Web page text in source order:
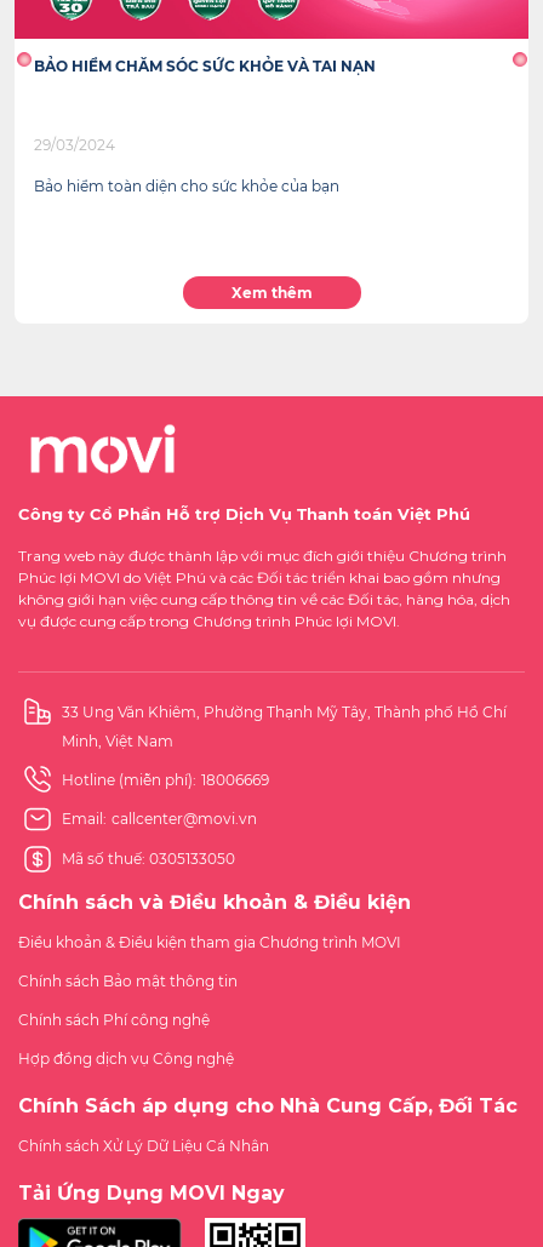
BẢO HIỂM CHĂM SÓC SỨC KHỎE VÀ TAI NẠN
29/03/2024
Bảo hiểm toàn diện cho sức khỏe của bạn
Xem thêm
Công ty Cổ Phần Hỗ trợ Dịch Vụ Thanh toán Việt Phú
Trang web này được thành lập với mục đích giới thiệu Chương trình
Phúc lợi MOVI do Việt Phú và các Đối tác triển khai bao gồm nhưng
không giới hạn việc cung cấp thông tin về các Đối tác, hàng hóa, dịch
vụ được cung cấp trong Chương trình Phúc lợi MOVI.
33 Ung Văn Khiêm, Phường Thạnh Mỹ Tây, Thành phố Hồ Chí
Minh, Việt Nam
Hotline (miễn phí): 18006669
Email: callcenter@movi.vn
Mã số thuế: 0305133050
Chính sách và Điều khoản & Điều kiện
Điều khoản & Điều kiện tham gia Chương trình MOVI
Chính sách Bảo mật thông tin
Chính sách Phí công nghệ
Hợp đồng dịch vụ Công nghệ
Chính Sách áp dụng cho Nhà Cung Cấp, Đối Tác
Chính sách Xử Lý Dữ Liệu Cá Nhân
Tải Ứng Dụng MOVI Ngay